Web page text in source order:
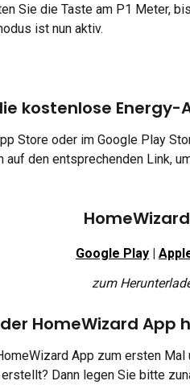
Sie die Taste am P1 Meter,
ist nun aktiv.
kostenlose
Store oder im Google Play
auf den entsprechenden Link,
Google Play |
zum
der HomeWizard App
App zum ersten
Dann legen Sie bitte